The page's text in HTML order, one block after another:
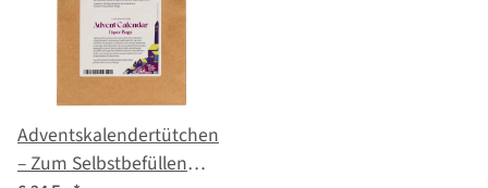
Adventskalendertütchen
– Zum Selbstbefüllen